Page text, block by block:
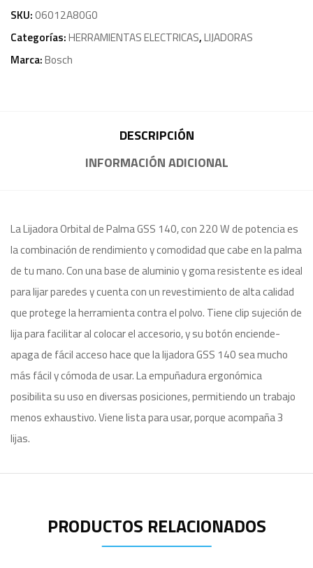
SKU:06012A80G0
Categorías:HERRAMIENTAS ELECTRICAS,LIJADORAS
Marca:Bosch
DESCRIPCIÓN
INFORMACIÓN ADICIONAL
La Lijadora Orbital de Palma GSS 140, con 220 W de potencia es
la combinación de rendimiento y comodidad que cabe en la palma
de tu mano. Con una base de aluminio y goma resistente es ideal
para lijar paredes y cuenta con un revestimiento de alta calidad
que protege la herramienta contra el polvo. Tiene clip sujeción de
lija para facilitar al colocar el accesorio, y su botón enciende-
apaga de fácil acceso hace que la lijadora GSS 140 sea mucho
más fácil y cómoda de usar. La empuñadura ergonómica
posibilita su uso en diversas posiciones, permitiendo un trabajo
menos exhaustivo. Viene lista para usar, porque acompaña 3
lijas.
PRODUCTOS RELACIONADOS